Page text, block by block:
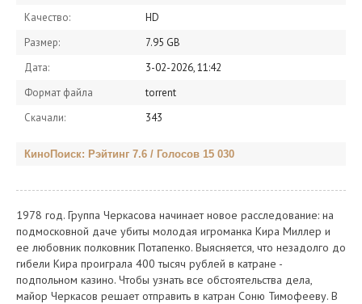
Качество:
HD
Размер:
7.95 GB
Дата:
3-02-2026, 11:42
Формат файла
torrent
Скачали:
343
КиноПоиск: Рэйтинг 7.6 / Голосов 15 030
1978 год. Группа Черкасова начинает новое расследование: на
подмосковной даче убиты молодая игроманка Кира Миллер и
ее любовник полковник Потапенко. Выясняется, что незадолго до
гибели Кира проиграла 400 тысяч рублей в катране -
подпольном казино. Чтобы узнать все обстоятельства дела,
майор Черкасов решает отправить в катран Соню Тимофееву. В